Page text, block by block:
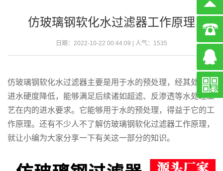
仿玻璃钢软化水过滤器工作原理
日期：2022-10-22 00:44:09 | 人气： 1535
仿玻璃钢软化水过滤器主要是用于水的预处理，经其处理的
进水硬度降低，能够满足后续诸如超滤、反渗透等水处理工
艺在内的进水要求。它能够用于水的预处理，得益于它的工
作原理。还有不少人不了解仿玻璃钢软化过滤器工作原理，
就让小编为大家分享一下有关这一部分的知识。